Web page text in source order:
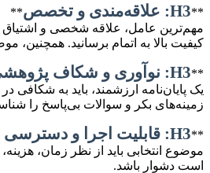
**H3: علاقه‌مندی و تخصص
**
مهم‌ترین عامل، علاقه شخصی و اشتیاق
کیفیت بالا به اتمام برسانید.
**H3: نوآوری و شکاف پژوهشی
یک پایان‌نامه ارزشمند، باید به
زمینه‌های بکر و سوالات بی‌پاسخ را
**H3: قابلیت اجرا و دسترسی به منابع
موضوع انتخابی باید از نظر زمان،
است دشوار باشد.